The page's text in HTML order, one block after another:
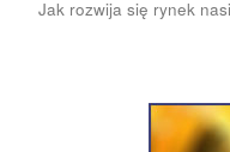
Jak rozwija się rynek